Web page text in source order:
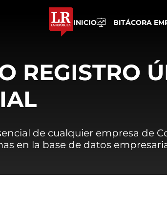
INICIO BITÁCORA
REGISTRO
de cualquier empresa de
en la base de datos